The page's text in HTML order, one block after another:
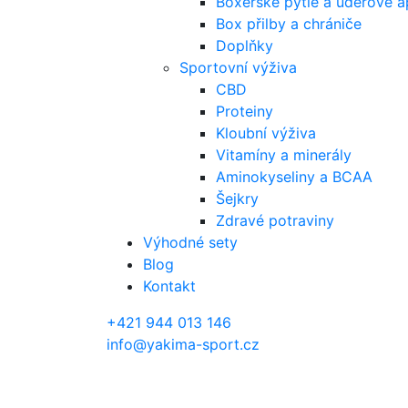
Box přilby a chrániče
Doplňky
Sportovní výživa
CBD
Proteiny
Kloubní výživa
Vitamíny a minerály
Aminokyseliny a BCAA
Šejkry
Zdravé potraviny
Výhodné sety
Blog
Kontakt
+421 944 013 146
info@yakima-sport.cz